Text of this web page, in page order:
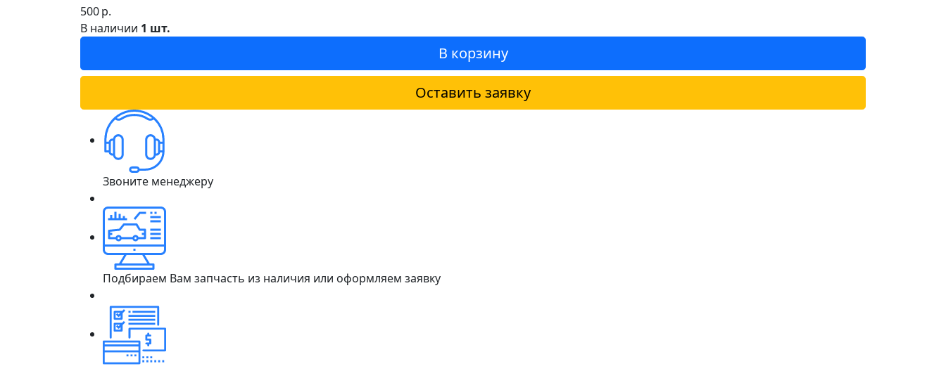
500р.
В наличии 1 шт.
В корзину
Оставить заявку
Звоните менеджеру
Подбираем Вам запчасть из наличия или оформляем заявку